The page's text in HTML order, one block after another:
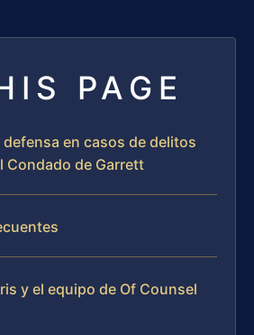
PAGE
defensa en casos de delitos
Condado de Garrett
y el equipo de Of Counsel